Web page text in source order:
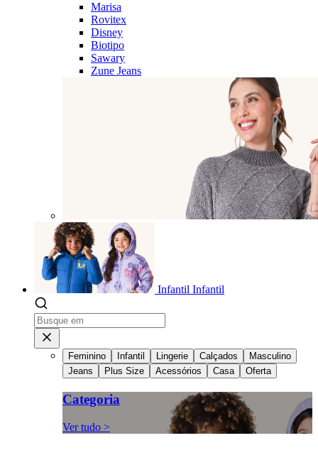
Marisa
Rovitex
Disney
Biotipo
Sawary
Zune Jeans
Infantil Infantil
Feminino Infantil Lingerie Calçados
Masculino
Jeans
Plus Size Acessórios Casa Oferta
Categoria
Ver tudo >